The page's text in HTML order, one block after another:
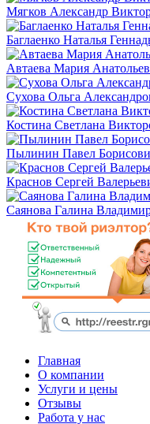
Мягков Александр
Баглаенко Наталья
Автаева Мария
Сухова Ольга
Костина Светлана
Пылинин Павел
Краснов Сергей
Саянова Галина
Главная
О компании
Услуги и цены
Отзывы
Работа у нас